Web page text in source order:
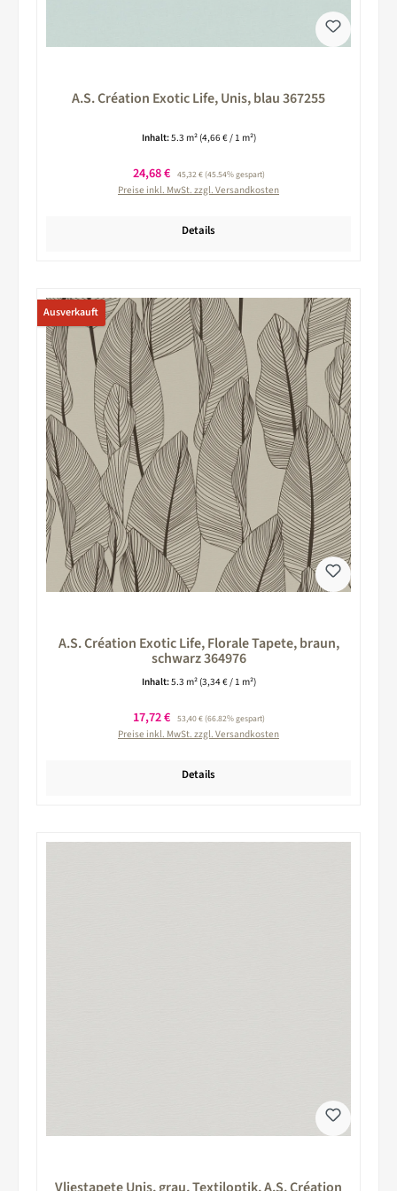
A.S. Création Exotic Life, Unis, blau 367255
Inhalt:5.3 m² (4,66 € / 1 m²)
Verkaufspreis:
24,68 € Regulärer Preis:
45,32 €(45.54% gespart)
Preise inkl. MwSt. zzgl. Versandkosten
Details
Ausverkauft
A.S. Création Exotic Life, Florale Tapete, braun,
schwarz 364976
Inhalt:5.3 m² (3,34 € / 1 m²)
Verkaufspreis:
17,72 € Regulärer Preis:
53,40 €(66.82% gespart)
Preise inkl. MwSt. zzgl. Versandkosten
Details